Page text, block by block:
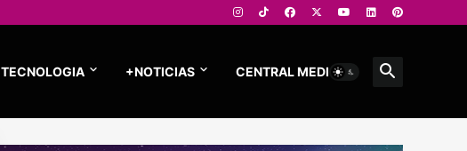
TECNOLOGIA +NOTICIAS CENTRAL MEDIOS